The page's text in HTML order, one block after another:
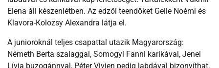
Elena áll készenlétben. Az edzői teendőket Gelle Noémi és
Klavora-Kolozsy Alexandra látja el.
A junioroknál teljes csapattal utazik Magyarország:
Németh Berta szalaggal, Somogyi Fanni karikával, Jenei
Lívia buzogánnyal, Péter Vivien pedig labdával bizonyíthat.